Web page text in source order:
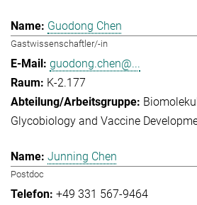
Guodong Chen
Gastwissenschaftler/-in
guodong.chen@...
K-2.177
Glycobiology and Vaccine
Junning Chen
Postdoc
+49 331 567-9464